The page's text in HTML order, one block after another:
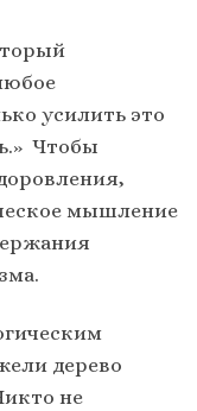
усилить это
Чтобы
мышление
дерево
не